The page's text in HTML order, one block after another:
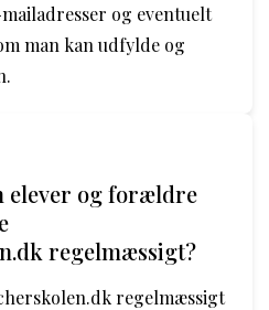
og eventuelt
man kan udfylde og
elever og forældre
regelmæssigt?
regelmæssigt